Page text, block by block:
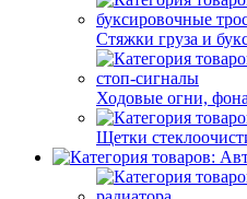
Стяжки груза и
Ходовые огни,
Щетки